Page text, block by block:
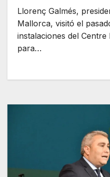
Llorenç Galmés,
Mallorca, visitó el
instalaciones del
para…